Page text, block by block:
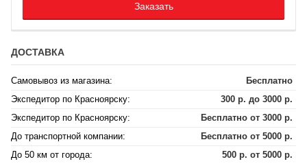
Заказать
ДОСТАВКА
Самовывоз из магазина:
Бесплатно
Экспедитор по Красноярску:
300 р. до 3000 р.
Экспедитор по Красноярску:
Бесплатно от 3000 р.
До транспортной компании:
Бесплатно от 5000 р.
До 50 км от города:
500 р. от 5000 р.